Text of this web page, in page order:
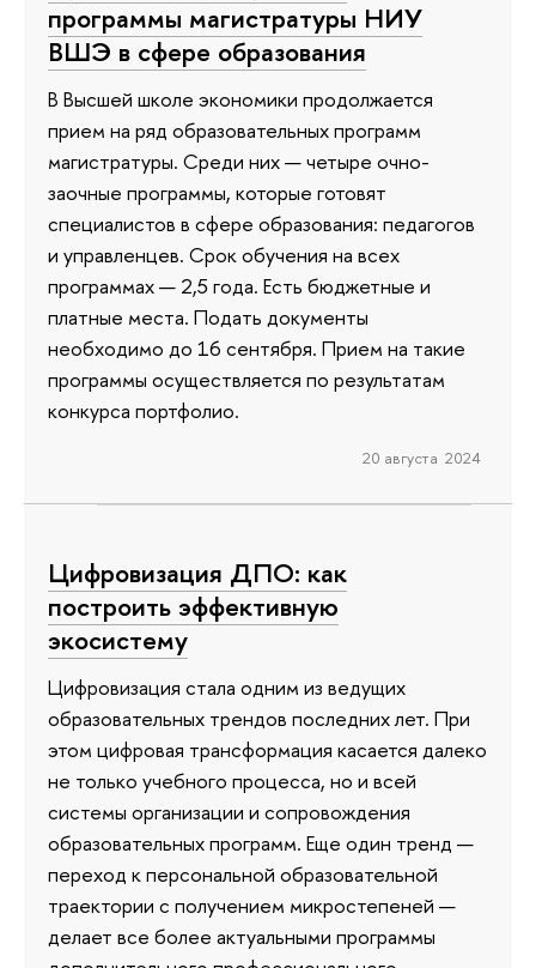
программы магистратуры НИУ
ВШЭ в сфере образования
В Высшей школе экономики продолжается
прием на ряд образовательных программ
магистратуры. Среди них — четыре очно-
заочные программы, которые готовят
специалистов в сфере образования: педагогов
и управленцев. Срок обучения на всех
программах — 2,5 года. Есть бюджетные и
платные места. Подать документы
необходимо до 16 сентября. Прием на такие
программы осуществляется по результатам
конкурса портфолио.
20 августа 2024
Цифровизация ДПО: как
построить эффективную
экосистему
Цифровизация стала одним из ведущих
образовательных трендов последних лет. При
этом цифровая трансформация касается далеко
не только учебного процесса, но и всей
системы организации и сопровождения
образовательных программ. Еще один тренд —
переход к персональной образовательной
траектории с получением микростепеней —
делает все более актуальными программы